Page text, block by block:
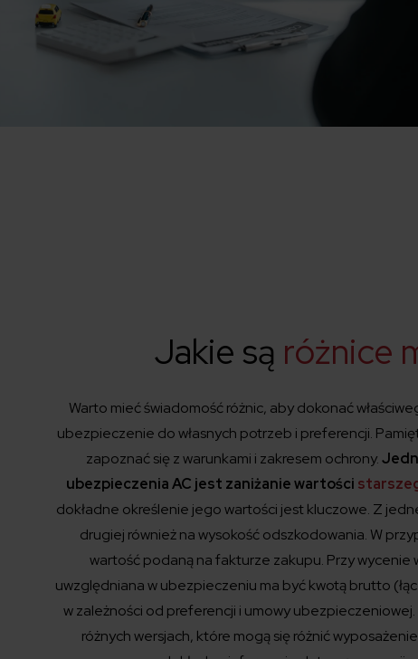
Jakie są różnice
Warto mieć świadomość różnic, aby dokonać
ubezpieczenie do własnych potrzeb i preferencji.
zapoznać się z warunkami i zakresem ochrony.
ubezpieczenia AC jest zaniżanie wartości
dokładne określenie jego wartości jest kluczowe. Z
drugiej również na wysokość odszkodowania. W
wartość podaną na fakturze zakupu. Przy
uwzględniana w ubezpieczeniu ma być kwotą brutto
w zależności od preferencji i umowy
różnych wersjach, które mogą się różnić